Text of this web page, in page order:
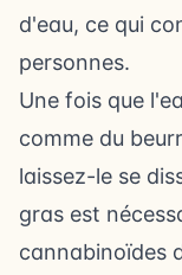
d'eau, ce qui
personnes.
Une fois que
comme du
laissez-le se
gras est
cannabinoïdes